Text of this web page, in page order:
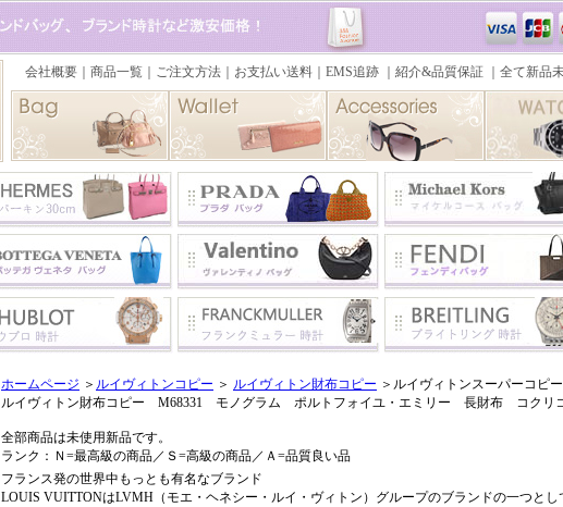
ホームページ ＞ ルイヴィトンコピー ＞ ルイヴィトン財布コピー ＞ルイヴィトンスーパーコピ
ルイヴィトン財布コピー M68331 モノグラム ポルトフォイユ・エミリー 長財布 コクリ
全部商品は未使用新品です。
ランク：Ｎ=最高級の商品／Ｓ=高級の商品／Ａ=品質良い品
フランス発の世界中もっとも有名なブランド
LOUIS VUITTONはLVMH（モエ・ヘネシー・ルイ・ヴィトン）グループのブランドの一つと